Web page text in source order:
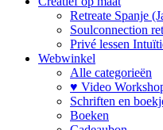
Retreate Spanje
Soulconnection
Privé lessen
Webwinkel
Alle categorieën
♥ Video
Schriften en
Boeken